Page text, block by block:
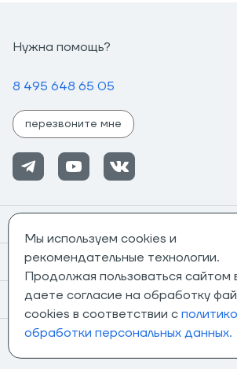
Нужна помощь?
8 495 648 65 05
перезвоните мне
Информация
О компании
Магазины
Мы используем cookies и
рекомендательные технологии.
Продолжая пользоваться сайтом
даете согласие на обработку
cookies в соответствии с
обработки персональных данных.